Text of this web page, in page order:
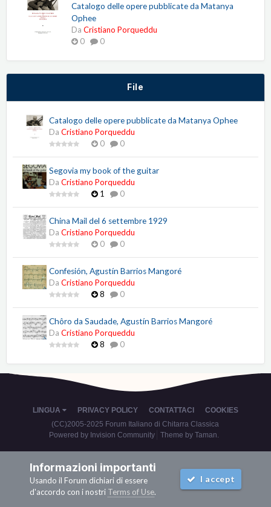
Catalogo delle opere pubblicate da Matanya
Ophee
Da Cristiano Porqueddu
0
0
File
Catalogo delle opere pubblicate da Matanya Ophee
Da Cristiano Porqueddu
0
0
Segovia my book of the guitar
Da Cristiano Porqueddu
1
0
China Mail del 6 settembre 1929
Da Cristiano Porqueddu
0
0
Confesión, Agustín Barrios Mangoré
Da Cristiano Porqueddu
8
0
Chôro da Saudade, Agustín Barrios Mangoré
Da Cristiano Porqueddu
8
0
LINGUA PRIVACY POLICY CONTATTACI
COOKIES
(CC)2005-2025 Forum Italiano di Chitarra Classica
Powered by Invision Community
Theme by Taman.
Informazioni importanti
Usando il Forum dichiari di essere
d'accordo con i nostri Terms of Use.
I accept